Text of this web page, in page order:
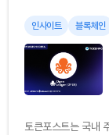
인사이트 블록체인
토큰포스트는 국내